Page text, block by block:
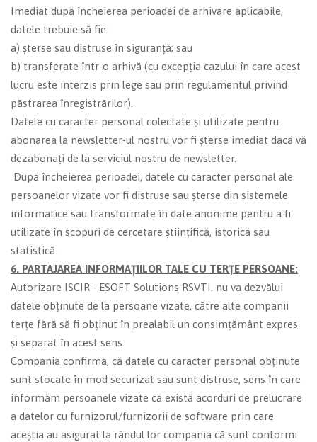
Imediat după încheierea perioadei de arhivare aplicabile,
datele trebuie să fie:
a) șterse sau distruse în siguranță; sau
b) transferate într-o arhivă (cu excepția cazului în care acest
lucru este interzis prin lege sau prin regulamentul privind
păstrarea înregistrărilor).
Datele cu caracter personal colectate și utilizate pentru
abonarea la newsletter-ul nostru vor fi șterse imediat dacă vă
dezabonați de la serviciul nostru de newsletter.
După încheierea perioadei, datele cu caracter personal ale
persoanelor vizate vor fi distruse sau șterse din sistemele
informatice sau transformate în date anonime pentru a fi
utilizate în scopuri de cercetare științifică, istorică sau
statistică.
6. PARTAJAREA INFORMAȚIILOR TALE CU TERȚE PERSOANE:
Autorizare ISCIR - ESOFT Solutions RSVTI. nu va dezvălui
datele obținute de la persoane vizate, către alte companii
terțe fără să fi obținut în prealabil un consimțământ expres
și separat în acest sens.
Compania confirmă, că datele cu caracter personal obținute
sunt stocate în mod securizat sau sunt distruse, sens în care
informăm persoanele vizate că există acorduri de prelucrare
a datelor cu furnizorul/furnizorii de software prin care
aceștia au asigurat la rândul lor compania că sunt conformi